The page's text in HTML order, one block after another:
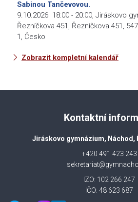
Sabinou Tančevovou.
9.10.2026 18:00 - 20:00 Jiráskovo
Řezníčkova 451, Řezníčkova 451,
1, Česko
Zobrazit kompletní kalendář
Kontaktní
Jiráskovo gymnázium, Náchod,
+420 491 423 243
IZO: 102 266 247
IČO: 48 623 687